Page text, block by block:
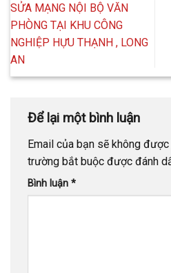
SỬA MẠNG NỘI BỘ VĂN
PHÒNG TẠI KHU CÔNG
NGHIỆP HỰU THẠNH , LONG
AN
Để lại một bình luận
Email của bạn sẽ không
trường bắt buộc được đánh
Bình luận *